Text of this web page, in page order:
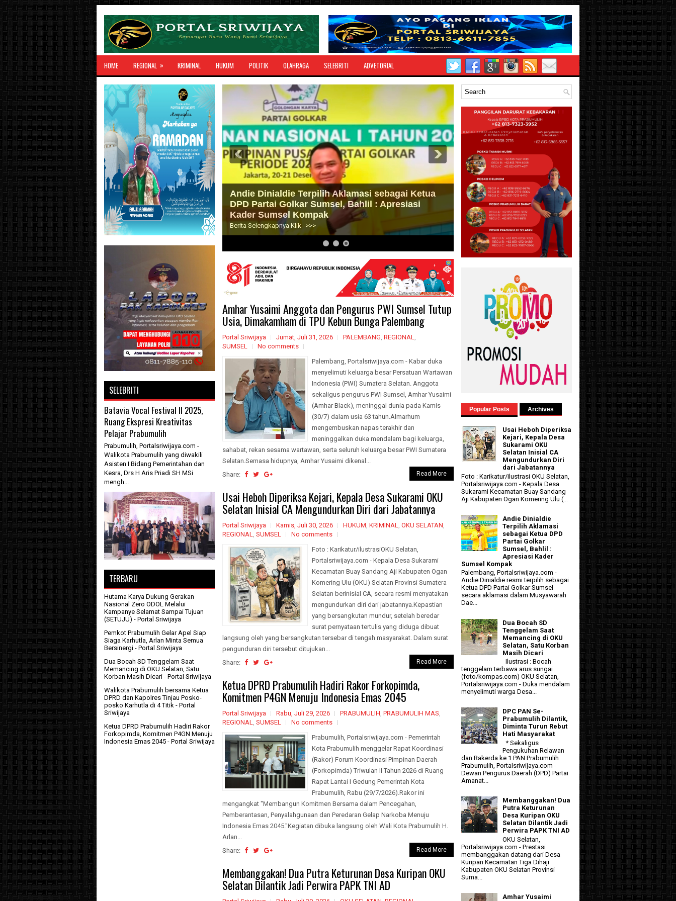
HOME REGIONAL » KRIMINAL HUKUM POLITIK OLAHRAGA SELEBRITI ADVETORIAL
Andie Dinialdie Terpilih Aklamasi sebagai Ketua
DPD Partai Golkar Sumsel, Bahlil : Apresiasi
Kader Sumsel Kompak
Berita Selengkapnya Klik-->>>
1 2 3
Amhar Yusaimi Anggota dan Pengurus PWI Sumsel Tutup
Usia, Dimakamham di TPU Kebun Bunga Palembang
Portal Sriwijaya Jumat, Juli 31, 2026 PALEMBANG, REGIONAL,
SUMSEL
No comments
Palembang, Portalsriwijaya.com - Kabar duka
menyelimuti keluarga besar Persatuan Wartawan
Indonesia (PWI) Sumatera Selatan. Anggota
sekaligus pengurus PWI Sumsel, Amhar Yusaimi
(Amhar Black), meninggal dunia pada Kamis
(30/7) dalam usia 63 tahun.Almarhum
mengembuskan napas terakhir dan
meninggalkan duka mendalam bagi keluarga,
sahabat, rekan sesama wartawan, serta seluruh keluarga besar PWI Sumatera
Selatan.Semasa hidupnya, Amhar Yusaimi dikenal...
Share:
Read More
Usai Heboh Diperiksa Kejari, Kepala Desa Sukarami OKU
Selatan Inisial CA Mengundurkan Diri dari Jabatannya
Portal Sriwijaya Kamis, Juli 30, 2026 HUKUM, KRIMINAL, OKU SELATAN,
REGIONAL, SUMSEL
No comments
Foto : Karikatur/ilustrasiOKU Selatan,
Portalsriwijaya.com - Kepala Desa Sukarami
Kecamatan Buay Sandang Aji Kabupaten Ogan
Komering Ulu (OKU) Selatan Provinsi Sumatera
Selatan berinisial CA, secara resmi menyatakan
mengundurkan diri dari jabatannya.Kepastian
yang bersangkutan mundur, setelah beredar
surat pernyataan tertulis yang diduga dibuat
langsung oleh yang bersangkutan tersebar di tengah masyarakat. Dalam surat
pengunduran diri tersebut ditujukan...
Share:
Read More
Ketua DPRD Prabumulih Hadiri Rakor Forkopimda,
Komitmen P4GN Menuju Indonesia Emas 2045
Portal Sriwijaya Rabu, Juli 29, 2026 PRABUMULIH, PRABUMULIH MAS,
REGIONAL, SUMSEL
No comments
Prabumulih, Portalsriwijaya.com - Pemerintah
Kota Prabumulih menggelar Rapat Koordinasi
(Rakor) Forum Koordinasi Pimpinan Daerah
(Forkopimda) Triwulan II Tahun 2026 di Ruang
Rapat Lantai I Gedung Pemerintah Kota
Prabumulih, Rabu (29/7/2026).Rakor ini
mengangkat "Membangun Komitmen Bersama dalam Pencegahan,
Pemberantasan, Penyalahgunaan dan Peredaran Gelap Narkoba Menuju
Indonesia Emas 2045."Kegiatan dibuka langsung oleh Wali Kota Prabumulih H.
Arlan...
Share:
Read More
Membanggakan! Dua Putra Keturunan Desa Kuripan OKU
Selatan Dilantik Jadi Perwira PAPK TNI AD
SELEBRITI
Batavia Vocal Festival II 2025,
Ruang Ekspresi Kreativitas
Pelajar Prabumulih
Prabumulih, Portalsriwijaya.com -
Walikota Prabumulih yang diwakili
Asisten I Bidang Pemerintahan dan
Kesra, Drs H Aris Priadi SH MSi
mengh...
TERBARU
Hutama Karya Dukung Gerakan
Nasional Zero ODOL Melalui
Kampanye Selamat Sampai Tujuan
(SETUJU) - Portal Sriwijaya
Pemkot Prabumulih Gelar Apel Siap
Siaga Karhutla, Arlan Minta Semua
Bersinergi - Portal Sriwijaya
Dua Bocah SD Tenggelam Saat
Memancing di OKU Selatan, Satu
Korban Masih Dicari - Portal Sriwijaya
Walikota Prabumulih bersama Ketua
DPRD dan Kapolres Tinjau Posko-
posko Karhutla di 4 Titik - Portal
Sriwijaya
Ketua DPRD Prabumulih Hadiri Rakor
Forkopimda, Komitmen P4GN Menuju
Indonesia Emas 2045 - Portal Sriwijaya
Popular Posts Archives
Usai Heboh Diperiksa
Kejari, Kepala Desa
Sukarami OKU
Selatan Inisial CA
Mengundurkan Diri
dari Jabatannya
Foto : Karikatur/ilustrasi OKU Selatan,
Portalsriwijaya.com - Kepala Desa
Sukarami Kecamatan Buay Sandang
Aji Kabupaten Ogan Komering Ulu (...
Andie Dinialdie
Terpilih Aklamasi
sebagai Ketua DPD
Partai Golkar
Sumsel, Bahlil :
Apresiasi Kader
Sumsel Kompak
Palembang, Portalsriwijaya.com -
Andie Dinialdie resmi terpilih sebagai
Ketua DPD Partai Golkar Sumsel
secara aklamasi dalam Musyawarah
Dae...
Dua Bocah SD
Tenggelam Saat
Memancing di OKU
Selatan, Satu Korban
Masih Dicari
Ilustrasi : Bocah
tenggelam terbawa arus sungai
(foto/kompas.com) OKU Selatan,
Portalsriwijaya.com - Duka mendalam
menyelimuti warga Desa...
DPC PAN Se-
Prabumulih Dilantik,
Diminta Turun Rebut
Hati Masyarakat
* Sekaligus
Pengukuhan Relawan
dan Rakerda ke 1 PAN Prabumulih
Prabumulih, Portalsriwijaya.com -
Dewan Pengurus Daerah (DPD) Partai
Amanat...
Membanggakan! Dua
Putra Keturunan
Desa Kuripan OKU
Selatan Dilantik Jadi
Perwira PAPK TNI AD
OKU Selatan,
Portalsriwijaya.com - Prestasi
membanggakan datang dari Desa
Kuripan Kecamatan Tiga Dihaji
Kabupaten OKU Selatan Provinsi
Suma...
Amhar Yusaimi